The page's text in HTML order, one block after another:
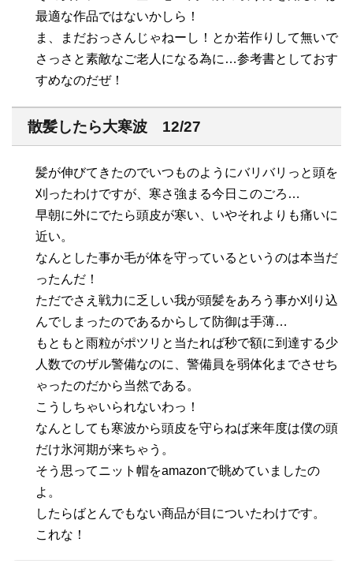
最適な作品ではないかしら！
ま、まだおっさんじゃねーし！とか若作りして無いで
さっさと素敵なご老人になる為に…参考書としておす
すめなのだぜ！
散髪したら大寒波 12/27
髪が伸びてきたのでいつものようにバリバリっと頭を
刈ったわけですが、寒さ強まる今日このごろ…
早朝に外にでたら頭皮が寒い、いやそれよりも痛いに
近い。
なんとした事か毛が体を守っているというのは本当だ
ったんだ！
ただでさえ戦力に乏しい我が頭髪をあろう事か刈り込
んでしまったのであるからして防御は手薄…
もともと雨粒がポツリと当たれば秒で額に到達する少
人数でのザル警備なのに、警備員を弱体化までさせち
ゃったのだから当然である。
こうしちゃいられないわっ！
なんとしても寒波から頭皮を守らねば来年度は僕の頭
だけ氷河期が来ちゃう。
そう思ってニット帽をamazonで眺めていましたの
よ。
したらばとんでもない商品が目についたわけです。
これな！